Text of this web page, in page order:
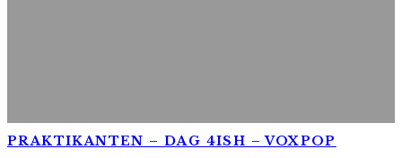
PRAKTIKANTEN – DAG 4ISH – VOXPOP